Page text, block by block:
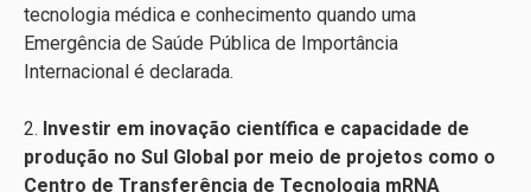
tecnologia médica e conhecimento quando uma
Emergência de Saúde Pública de Importância
Internacional é declarada.
2. Investir em inovação científica e capacidade de
produção no Sul Global por meio de projetos como o
Centro de Transferência de Tecnologia mRNA